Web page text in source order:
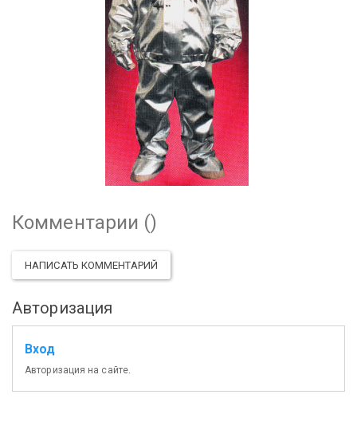
Комментарии ()
НАПИСАТЬ КОММЕНТАРИЙ
Авторизация
Вход
Авторизация на сайте.